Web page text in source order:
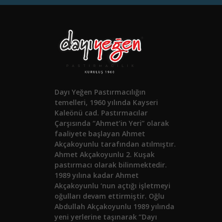
Dayı Yeğen Pastırmacılığın
temelleri, 1960 yılında Kayseri
Kaleönü cad. Pastırmacılar
Çarşısında “Ahmet’in Yeri” olarak
faaliyete başlayan Ahmet
Akçakoyunlu tarafından atılmıştır.
Ahmet Akçakoyunlu 2. Kuşak
pastırmacı olarak bilinmektedir.
1989 yılına kadar Ahmet
Akçakoyunlu ‘nun açtığı işletmeyi
oğulları devam ettirmiştir. Oğlu
Abdullah Akçakoyunlu 1989 yılında
yeni yerlerine taşınarak “Dayı